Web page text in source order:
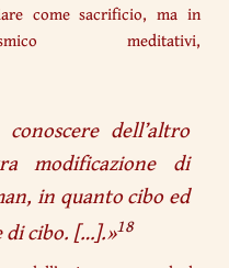
come sacrificio, ma in
meditativi,
dell’altro
modificazione di
in quanto cibo ed
cibo. […].»18